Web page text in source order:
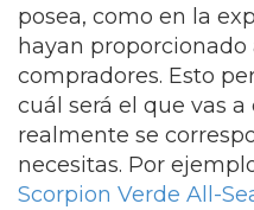
posea, como en la
hayan proporcionado
compradores. Esto
cuál será el que vas
realmente se
necesitas. Por
Scorpion Verde All-